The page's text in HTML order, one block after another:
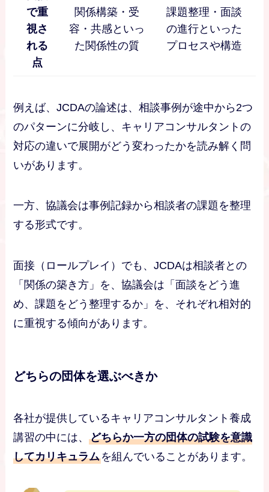
で重
視さ
れる
点
関係構築・受
容・共感といっ
た関係性の質
課題整理・面談
の進行といった
プロセスや構造
例えば、JCDAの論述は、相談事例が途中から2つ
のパターンに分岐し、キャリアコンサルタントの
対応の違いで展開がどう変わったかを読み解く問
いがあります。
一方、協議会は事例記録から相談者の課題を整理
する形式です。
面接（ロールプレイ）でも、JCDAは相談者との
「関係の築き方」を、協議会は「面談をどう進
め、課題をどう整理するか」を、それぞれ相対的
に重視する傾向があります。
どちらの団体を選ぶべきか
各社が提供しているキャリアコンサルタント養成
講習の中には、どちらか一方の団体の試験を意識
してカリキュラムを組んでいることがあります。